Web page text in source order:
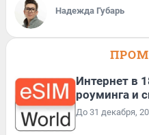
Надежда Губарь
Интернет в
роуминга и
До 31 декабря,